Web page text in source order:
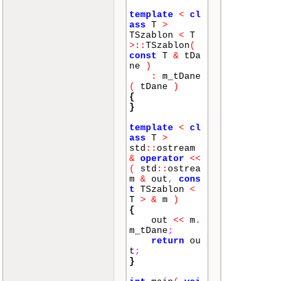
template < cl
assT >
ostream&
ope
rator << ( ost
ream
onst stos<T
>
&m)
{
0;i <=m . num
ber; i ++
{
out<
<
"Element nu
mer "
<< i<<
"\t"
<<m. ele
ment . value
endl
};
return ou
t ;
}
template < cl
ass T >
TSzablon < T
>:: TSzablon (
const T & tDa
ne
)
:
m_tDane
(
tDane
)
{
}
template < cl
ass T >
std :: ostream
& operator <<
(
std :: ostrea
m & out ,
cons
t TSzablon <
T > & m
)
{
out << m .
m_tDane ;
return ou
t ;
}